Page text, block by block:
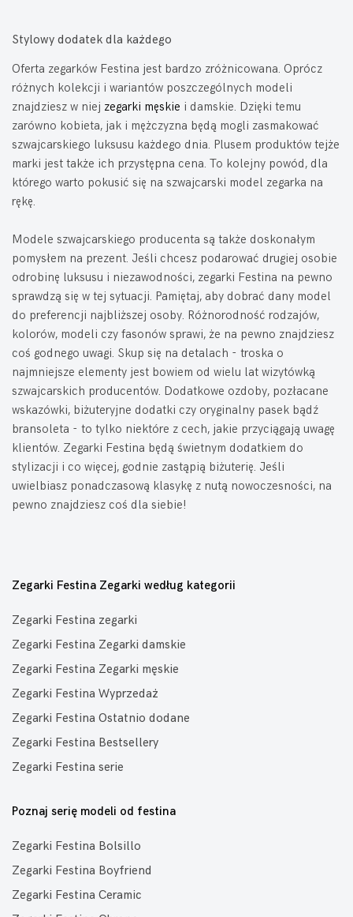
Stylowy dodatek dla każdego
Oferta zegarków Festina jest bardzo zróżnicowana. Oprócz
różnych kolekcji i wariantów poszczególnych modeli
znajdziesz w niej zegarki męskie i damskie. Dzięki temu
zarówno kobieta, jak i mężczyzna będą mogli zasmakować
szwajcarskiego luksusu każdego dnia. Plusem produktów tejże
marki jest także ich przystępna cena. To kolejny powód, dla
którego warto pokusić się na szwajcarski model zegarka na
rękę.
Modele szwajcarskiego producenta są także doskonałym
pomysłem na prezent. Jeśli chcesz podarować drugiej osobie
odrobinę luksusu i niezawodności, zegarki Festina na pewno
sprawdzą się w tej sytuacji. Pamiętaj, aby dobrać dany model
do preferencji najbliższej osoby. Różnorodność rodzajów,
kolorów, modeli czy fasonów sprawi, że na pewno znajdziesz
coś godnego uwagi. Skup się na detalach - troska o
najmniejsze elementy jest bowiem od wielu lat wizytówką
szwajcarskich producentów. Dodatkowe ozdoby, pozłacane
wskazówki, biżuteryjne dodatki czy oryginalny pasek bądź
bransoleta - to tylko niektóre z cech, jakie przyciągają uwagę
klientów. Zegarki Festina będą świetnym dodatkiem do
stylizacji i co więcej, godnie zastąpią biżuterię. Jeśli
uwielbiasz ponadczasową klasykę z nutą nowoczesności, na
pewno znajdziesz coś dla siebie!
Zegarki Festina Zegarki według kategorii
Zegarki Festina zegarki
Zegarki Festina Zegarki damskie
Zegarki Festina Zegarki męskie
Zegarki Festina Wyprzedaż
Zegarki Festina Ostatnio dodane
Zegarki Festina Bestsellery
Zegarki Festina serie
Poznaj serię modeli od festina
Zegarki Festina Bolsillo
Zegarki Festina Boyfriend
Zegarki Festina Ceramic